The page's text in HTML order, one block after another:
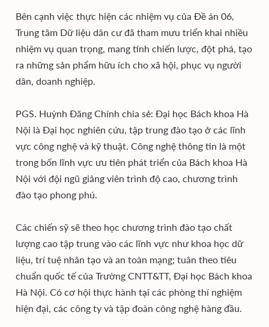
Bên cạnh việc thực hiện các nhiệm vụ của Đề án 06,
Trung tâm Dữ liệu dân cư đã tham mưu triển khai nhiều
nhiệm vụ quan trọng, mang tính chiến lược, đột phá, tạo
ra những sản phẩm hữu ích cho xã hội, phục vụ người
dân, doanh nghiệp.
PGS. Huỳnh Đăng Chính chia sẻ: Đại học Bách khoa Hà
Nội là Đại học nghiên cứu, tập trung đào tạo ở các lĩnh
vực công nghệ và kỹ thuật. Công nghệ thông tin là một
trong bốn lĩnh vực ưu tiên phát triển của Bách khoa Hà
Nội với đội ngũ giảng viên trình độ cao, chương trình
đào tạo phong phú.
Các chiến sỹ sẽ theo học chương trình đào tạo chất
lượng cao tập trung vào các lĩnh vực như khoa học dữ
liệu, trí tuệ nhân tạo và an toàn mạng; tuân theo tiêu
chuẩn quốc tế của Trường CNTT&TT, Đại học Bách khoa
Hà Nội. Có cơ hội thực hành tại các phòng thí nghiệm
hiện đại, các công ty và tập đoàn công nghệ hàng đầu.